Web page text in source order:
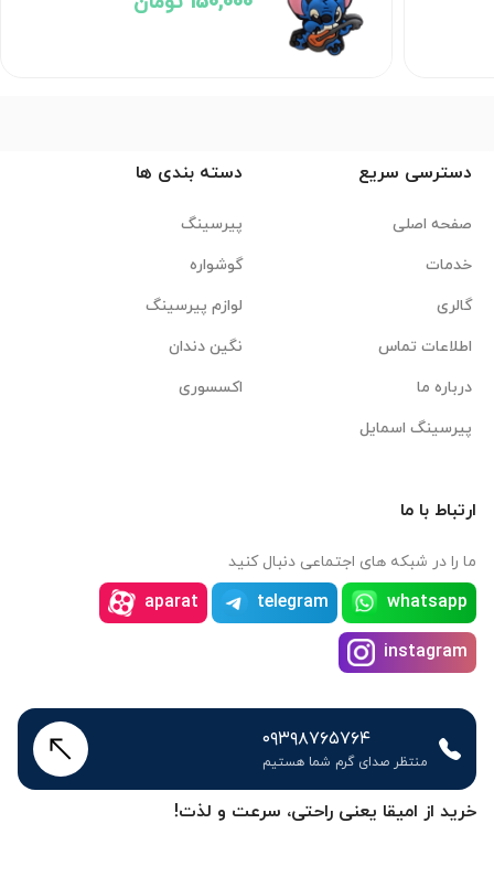
خرید از امیقا یعنی راحتی، سرعت و لذت!
دسترسی سریع
صفحه اصلی
خدمات
گالری
اطلاعات تماس
درباره ما
پیرسینگ اسمایل
دسته بندی ها
پیرسینگ
گوشواره
لوازم پیرسینگ
نگین دندان
اکسسوری
ارتباط با ما
ما را در شبکه های اجتماعی دنبال کنید
whatsapp
telegram
aparat
instagram
۰۹۳۹۸۷۶۵۷۶۴
منتظر صدای گرم شما هستیم